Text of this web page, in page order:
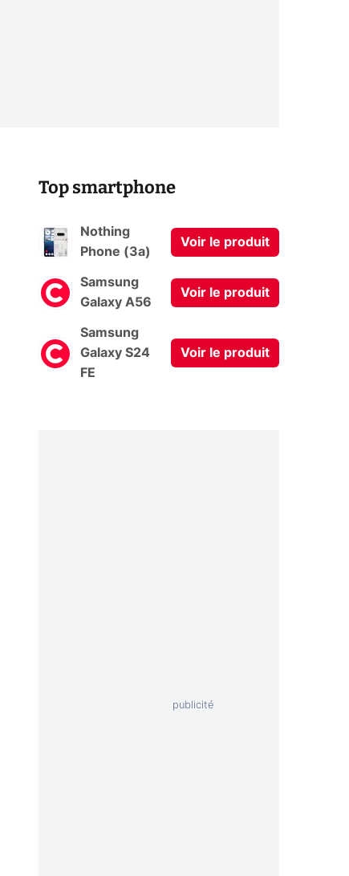
Top smartphone
Nothing
Phone (3a)
Voir le produit
Samsung
Galaxy A56
Voir le produit
Samsung
Galaxy S24
FE
Voir le produit